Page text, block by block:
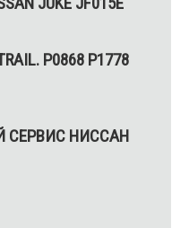
P0868 P1778
НИССАН